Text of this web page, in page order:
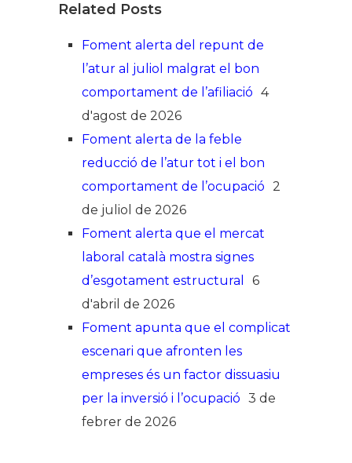
Related Posts
Foment alerta del repunt de
l’atur al juliol malgrat el bon
comportament de l’afiliació 4
d'agost de 2026
Foment alerta de la feble
reducció de l’atur tot i el bon
comportament de l’ocupació 2
de juliol de 2026
Foment alerta que el mercat
laboral català mostra signes
d’esgotament estructural
6
d'abril de 2026
Foment apunta que el complicat
escenari que afronten les
empreses és un factor dissuasiu
per la inversió i l’ocupació 3 de
febrer de 2026